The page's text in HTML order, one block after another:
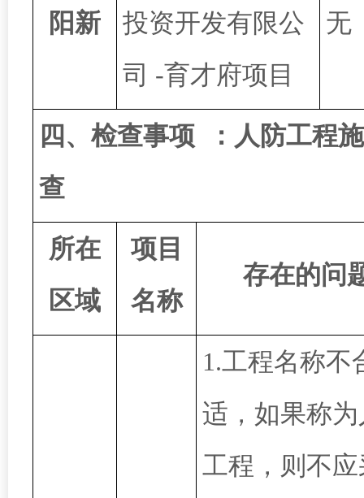
阳新
投资开发有限公
司 -育才府项目
无
四、检查事项 ： 人防工程
查
所在
区域
项目
名称
存在的问
1.工程名称不
适，如果称
工程，则不